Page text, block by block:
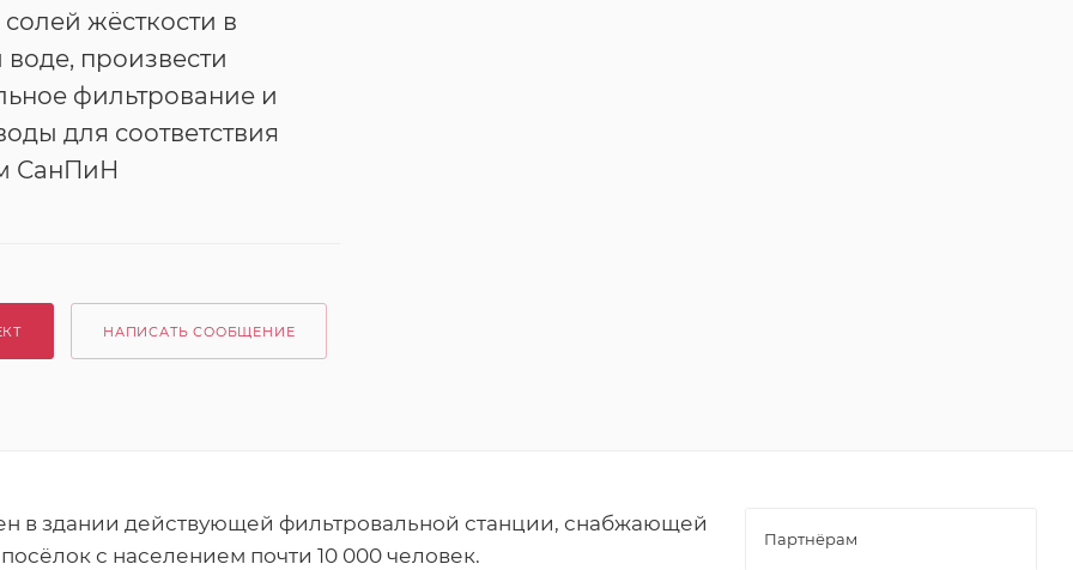
жёсткости в
воде, произвести
фильтрование и
для соответствия
СанПиН
НАПИСАТЬ СООБЩЕНИЕ
в здании действующей фильтровальной станции, снабжающей
с населением почти 10 000 человек.
Партнёрам